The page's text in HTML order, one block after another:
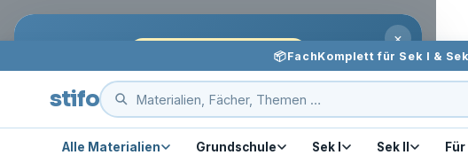
Skip to
×
KOSTENLOS FÜR LEHRKRÄFTE
Unterricht leichter vorbereiten
Praktische Ideen, neue Materialien und dein 10%-
Willkommenscode per Mail.
stifo - Students & Teachers
📦FachKomplett für Sek I &
stifo
Alle Materialien Grundschule Sek I Sek II